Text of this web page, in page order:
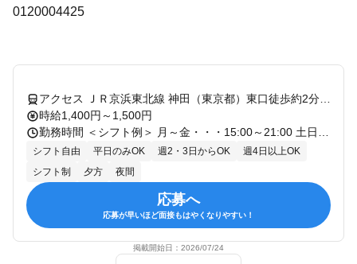
0120004425
時給1,400円～1,500円
シフト自由 平日のみOK 週2・3日からOK
週4日以上OK
シフト制
夕方 夜間
応募へ
応募が早いほど面接もはやくなりやすい！
掲載開始日： 2026/07/24